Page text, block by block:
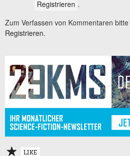
Registrieren .
Zum Verfassen von Kommentaren bitte
Registrieren.
LIKE